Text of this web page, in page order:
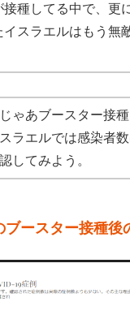
接種してる中で、更
イスラエルはもう無
ゃあブースター接
ラエルでは感染者
してみよう。
ブースター接種後